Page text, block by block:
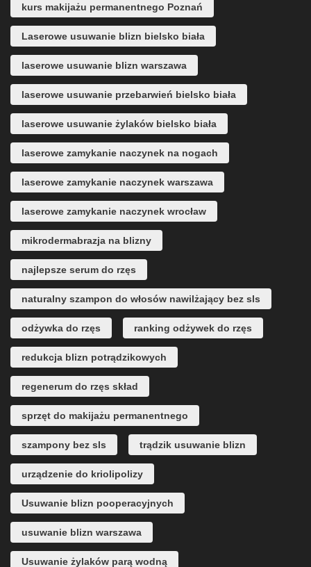
kurs makijażu permanentnego Poznań
Laserowe usuwanie blizn bielsko biała
laserowe usuwanie blizn warszawa
laserowe usuwanie przebarwień bielsko biała
laserowe usuwanie żylaków bielsko biała
laserowe zamykanie naczynek na nogach
laserowe zamykanie naczynek warszawa
laserowe zamykanie naczynek wrocław
mikrodermabrazja na blizny
najlepsze serum do rzęs
naturalny szampon do włosów nawilżający bez sls
odżywka do rzęs ranking odżywek do rzęs
redukcja blizn potrądzikowych
regenerum do rzęs skład
sprzęt do makijażu permanentnego
szampony bez sls trądzik usuwanie blizn
urządzenie do kriolipolizy
Usuwanie blizn pooperacyjnych
usuwanie blizn warszawa
Usuwanie żylaków parą wodną